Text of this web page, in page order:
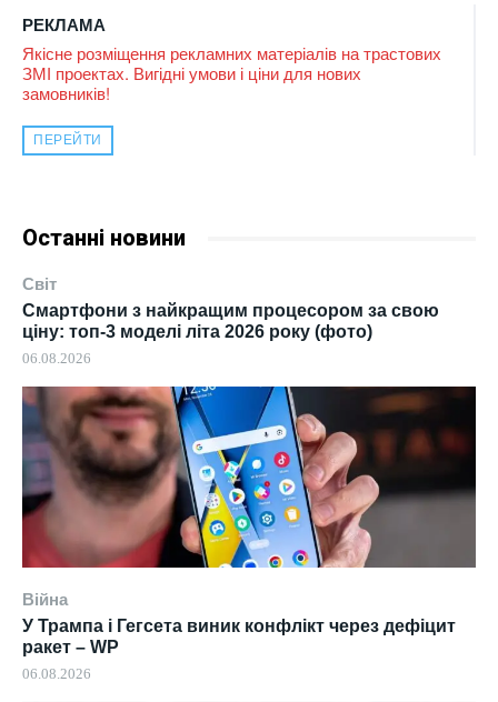
РЕКЛАМА
Якісне розміщення рекламних матеріалів на трастових
ЗМІ проектах. Вигідні умови і ціни для нових
замовників!
ПЕРЕЙТИ
Останні новини
Світ
Смартфони з найкращим процесором за свою
ціну: топ-3 моделі літа 2026 року (фото)
06.08.2026
Війна
У Трампа і Гегсета виник конфлікт через дефіцит
ракет – WP
06.08.2026